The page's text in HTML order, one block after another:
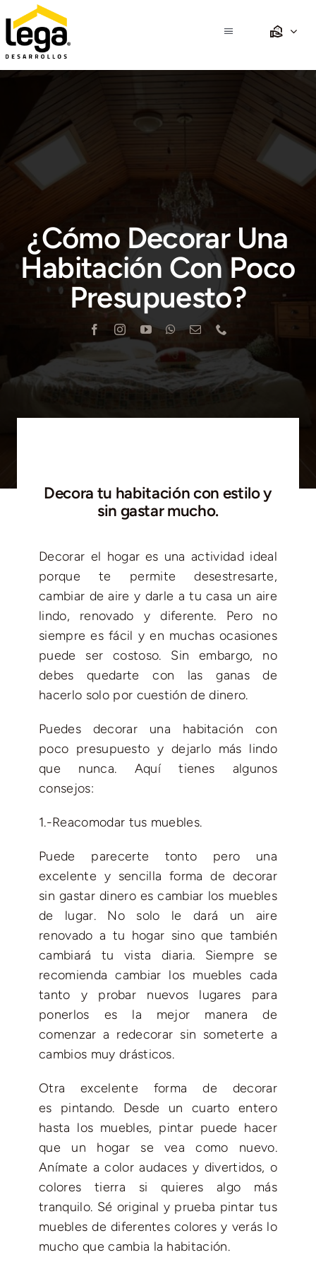
Saltar
contenido
Toggle
Inicio
Propiedades
Crédito
¿Cómo Decorar Una
Habitación Con Poco
Presupuesto?
Decora tu habitación con estilo y
sin gastar mucho.
Decorar el hogar es una actividad ideal
porque te permite desestresarte,
cambiar de aire y darle a tu casa un aire
lindo, renovado y diferente. Pero no
siempre es fácil y en muchas ocasiones
puede ser costoso. Sin embargo, no
debes quedarte con las ganas de
hacerlo solo por cuestión de dinero.
Puedes decorar una habitación con
poco presupuesto y dejarlo más lindo
que nunca. Aquí tienes algunos
consejos:
1.-Reacomodar tus muebles.
Puede parecerte tonto pero una
excelente y sencilla forma de decorar
sin gastar dinero es cambiar los muebles
de lugar. No solo le dará un aire
renovado a tu hogar sino que también
cambiará tu vista diaria. Siempre se
recomienda cambiar los muebles cada
tanto y probar nuevos lugares para
ponerlos es la mejor manera de
comenzar a redecorar sin someterte a
cambios muy drásticos.
Otra excelente forma de decorar
es pintando. Desde un cuarto entero
hasta los muebles, pintar puede hacer
que un hogar se vea como nuevo.
Anímate a color audaces y divertidos, o
colores tierra si quieres algo más
tranquilo. Sé original y prueba pintar tus
muebles de diferentes colores y verás lo
mucho que cambia la habitación.